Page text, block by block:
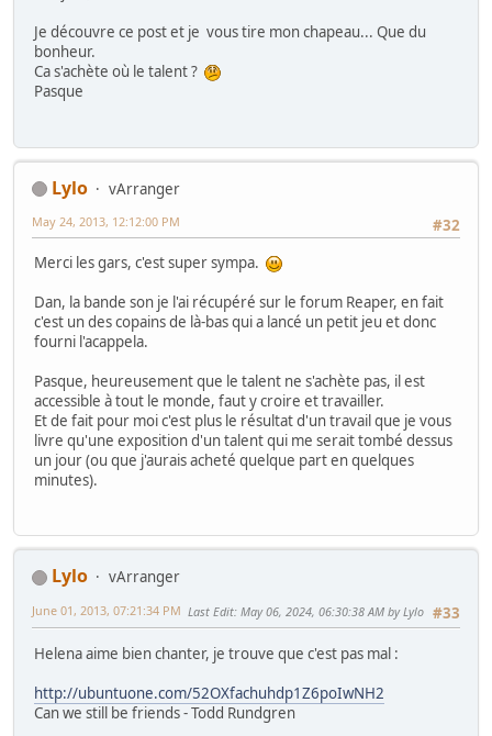
Je découvre ce post et je vous tire mon chapeau... Que du
bonheur.
Ca s'achète où le talent ?
Pasque
Lylo
vArranger
#32
May 24, 2013, 12:12:00 PM
Merci les gars, c'est super sympa.
Dan, la bande son je l'ai récupéré sur le forum Reaper, en fait
c'est un des copains de là-bas qui a lancé un petit jeu et donc
fourni l'acappela.
Pasque, heureusement que le talent ne s'achète pas, il est
accessible à tout le monde, faut y croire et travailler.
Et de fait pour moi c'est plus le résultat d'un travail que je vous
livre qu'une exposition d'un talent qui me serait tombé dessus
un jour (ou que j'aurais acheté quelque part en quelques
minutes).
Lylo
vArranger
#33
June 01, 2013, 07:21:34 PM Last Edit: May 06, 2024, 06:30:38 AM by Lylo
Helena aime bien chanter, je trouve que c'est pas mal :
http://ubuntuone.com/52OXfachuhdp1Z6poIwNH2
Can we still be friends - Todd Rundgren